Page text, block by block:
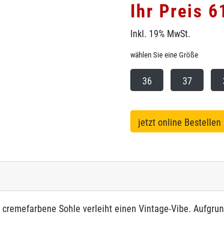
Ihr Preis
Inkl. 19% MwSt.
wählen Sie eine Größe
36 37
jetzt online Bestellen
cremefarbene Sohle verleiht einen Vintage-Vibe.